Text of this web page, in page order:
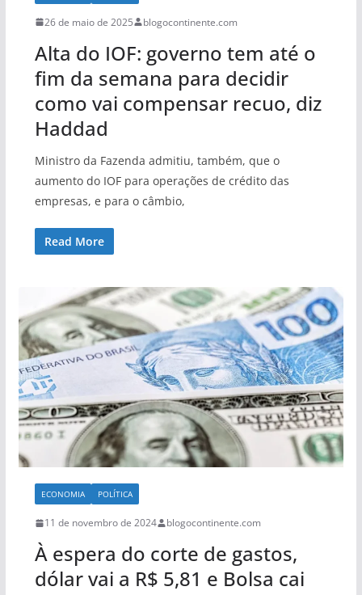
26 de maio de 2025 blogocontinente.com
Alta do IOF: governo tem até o
fim da semana para decidir
como vai compensar recuo, diz
Haddad
Ministro da Fazenda admitiu, também, que o
aumento do IOF para operações de crédito das
empresas, e para o câmbio,
Read More
ECONOMIA POLÍTICA
11 de novembro de 2024 blogocontinente.com
À espera do corte de gastos,
dólar vai a R$ 5,81 e Bolsa cai